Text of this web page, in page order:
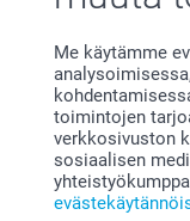
Me käytämme
toimintojen
verkkosivuston
sosiaalisen
Todella nätti
Lennu Backman-
2.7.2026
Kuva oli kovin